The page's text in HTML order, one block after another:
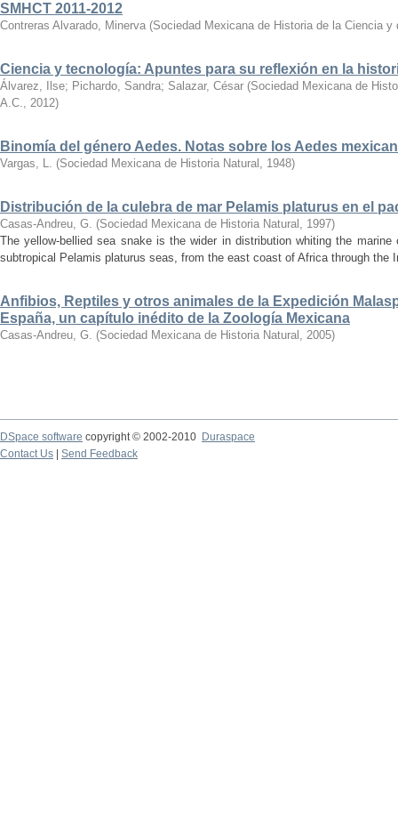
SMHCT 2011-2012
Contreras Alvarado, Minerva (Sociedad Mexicana de Historia de la Ciencia y
Ciencia y tecnología: Apuntes para su reflexión en la
Álvarez, Ilse; Pichardo, Sandra; Salazar, César (Sociedad Mexicana de
A.C., 2012)
Binomía del género Aedes. Notas sobre los Aedes
Vargas, L. (Sociedad Mexicana de Historia Natural , 1948)
Distribución de la culebra de mar Pelamis platurus en el
Casas-Andreu, G. (Sociedad Mexicana de Historia Natural , 1997)
The yellow-bellied sea snake is the wider in distribution whiting the
subtropical Pelamis platurus seas, from the east coast of Africa through the
Anfibios, Reptiles y otros animales de la Expedición
España, un capítulo inédito de la Zoología Mexicana
Casas-Andreu, G. (Sociedad Mexicana de Historia Natural , 2005)
DSpace software copyright © 2002-2010 Duraspace
Contact Us
Send Feedback